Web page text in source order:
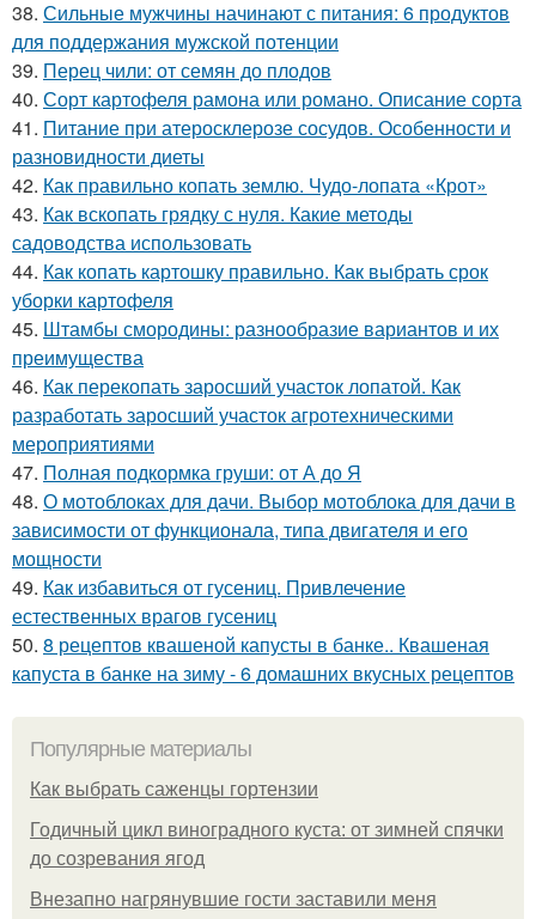
38. Сильные мужчины начинают с питания: 6 продуктов
для поддержания мужской потенции
39. Перец чили: от семян до плодов
40. Сорт картофеля рамона или романо. Описание сорта
41. Питание при атеросклерозе сосудов. Особенности и
разновидности диеты
42. Как правильно копать землю. Чудо-лопата «Крот»
43. Как вскопать грядку с нуля. Какие методы
садоводства использовать
44. Как копать картошку правильно. Как выбрать срок
уборки картофеля
45. Штамбы смородины: разнообразие вариантов и их
преимущества
46. Как перекопать заросший участок лопатой. Как
разработать заросший участок агротехническими
мероприятиями
47. Полная подкормка груши: от А до Я
48. О мотоблоках для дачи. Выбор мотоблока для дачи в
зависимости от функционала, типа двигателя и его
мощности
49. Как избавиться от гусениц. Привлечение
естественных врагов гусениц
50. 8 рецептов квашеной капусты в банке.. Квашеная
капуста в банке на зиму - 6 домашних вкусных рецептов
Популярные материалы
Как выбрать саженцы гортензии
Годичный цикл виноградного куста: от зимней спячки
до созревания ягод
Внезапно нагрянувшие гости заставили меня